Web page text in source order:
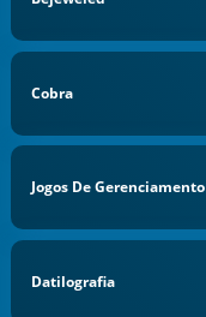
Cobra
Jogos De Gerenciamento
Datilografia